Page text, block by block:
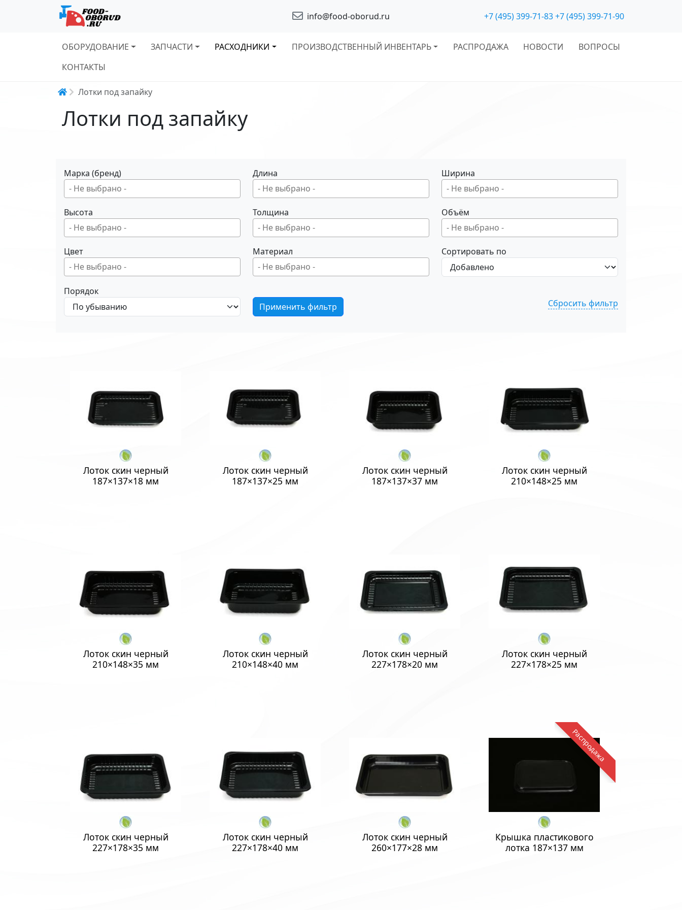
info@food-oborud.ru +7 (495) 399-71-83+7 (495) 399-71-90
Основная навигация
ОБОРУДОВАНИЕ ЗАПЧАСТИ РАСХОДНИКИ ПРОИЗВОДСТВЕННЫЙ ИНВЕНТАРЬ РАСПРОДАЖА НОВОСТИ
ВОПРОСЫ
КОНТАКТЫ
Строка навигации
Лотки под запайку
Лотки под запайку
Марка (бренд) Длина Ширина
Высота Толщина Объём
Цвет Материал Сортировать по
Порядок
Сбросить фильтр
Лоток скин черный
187×137×18 мм
Лоток скин черный
187×137×25 мм
Лоток скин черный
187×137×37 мм
Лоток скин черный
210×148×25 мм
Лоток скин черный
210×148×35 мм
Лоток скин черный
210×148×40 мм
Лоток скин черный
227×178×20 мм
Лоток скин черный
227×178×25 мм
Лоток скин черный
227×178×35 мм
Лоток скин черный
227×178×40 мм
Лоток скин черный
260×177×28 мм
Распродажа
Крышка пластикового
лотка 187×137 мм